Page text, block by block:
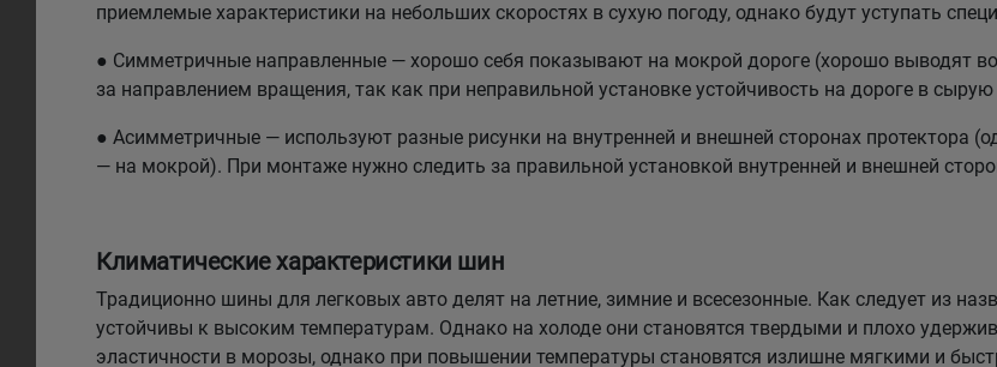
приемлемые характеристики на небольших скоростях в сухую погоду, однако будут уступать
● Симметричные направленные — хорошо себя показывают на мокрой дороге (хорошо выводят
за направлением вращения, так как при неправильной установке устойчивость на дороге в сырую
● Асимметричные — используют разные рисунки на внутренней и внешней сторонах протектора
— на мокрой). При монтаже нужно следить за правильной установкой внутренней и внешней
Климатические характеристики шин
Традиционно шины для легковых авто делят на летние, зимние и всесезонные. Как следует из
устойчивы к высоким температурам. Однако на холоде они становятся твердыми и плохо
эластичности в морозы, однако при повышении температуры становятся излишне мягкими и